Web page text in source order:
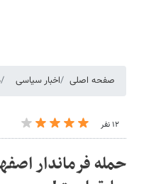
صفحه اصلی اخبار سیاسی
۱۲ نفر
حمله فرماندار